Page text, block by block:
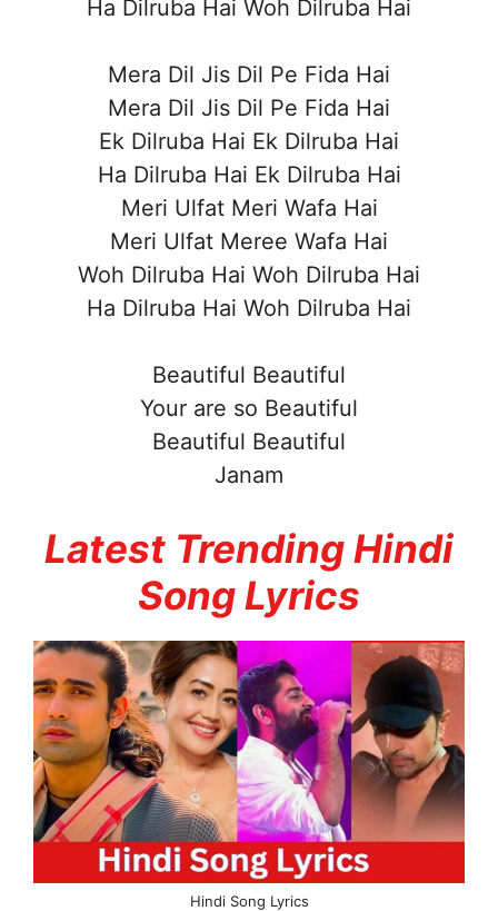
Ha Dilruba Hai Woh Dilruba Hai
Mera Dil Jis Dil Pe Fida Hai
Mera Dil Jis Dil Pe Fida Hai
Ek Dilruba Hai Ek Dilruba Hai
Ha Dilruba Hai Ek Dilruba Hai
Meri Ulfat Meri Wafa Hai
Meri Ulfat Meree Wafa Hai
Woh Dilruba Hai Woh Dilruba Hai
Ha Dilruba Hai Woh Dilruba Hai
Beautiful Beautiful
Your are so Beautiful
Beautiful Beautiful
Janam
Latest Trending Hindi
Song Lyrics
Hindi Song Lyrics